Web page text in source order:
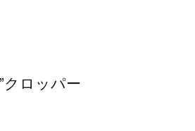
クロッパー